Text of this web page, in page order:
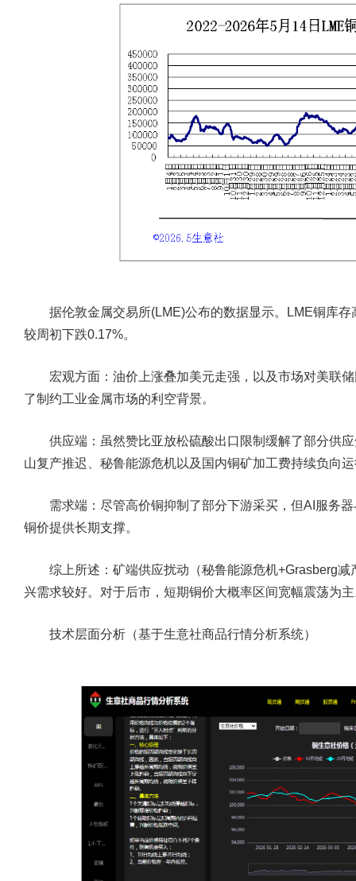
据伦敦金属交易所(LME)公布的数据显示。LME铜库存
较周初下跌0.17%。
宏观方面： 油价上涨叠加美元走强，以及市场对美联
了制约工业金属市场的利空背景。
供应端： 虽然赞比亚放松硫酸出口限制缓解了部分供
山复产推迟、秘鲁能源危机以及国内铜矿加工费持续负向
需求端： 尽管高价铜抑制了部分下游采买，但AI服务
铜价提供长期支撑。
综上所述：矿端供应扰动（秘鲁能源危机+Grasberg减
兴需求较好。对于后市，短期铜价大概率区间宽幅震荡为
技术层面分析（基于生意社商品行情分析系统）